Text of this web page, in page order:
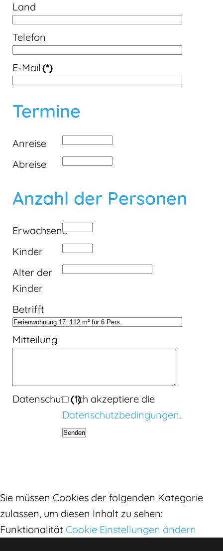
Land
Telefon
E-Mail (*)
Termine
Anreise
Abreise
Anzahl der Personen
Erwachsene
Kinder
Alter der
Kinder
Betrifft
Mitteilung
Datenschutz(*)Ich akzeptiere die
Datenschutzbedingungen.
Senden
Sie müssen Cookies der folgenden Kategorie
zulassen, um diesen Inhalt zu sehen:
Funktionalität Cookie Einstellungen ändern